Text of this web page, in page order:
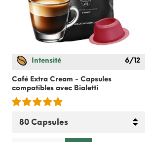
Intensité 6/12
Café Extra Cream - Capsules
compatibles avec Bialetti